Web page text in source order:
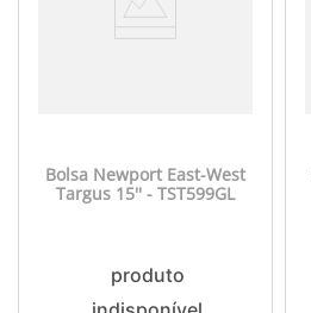
Bolsa Newport East-West
Targus 15'' - TST599GL